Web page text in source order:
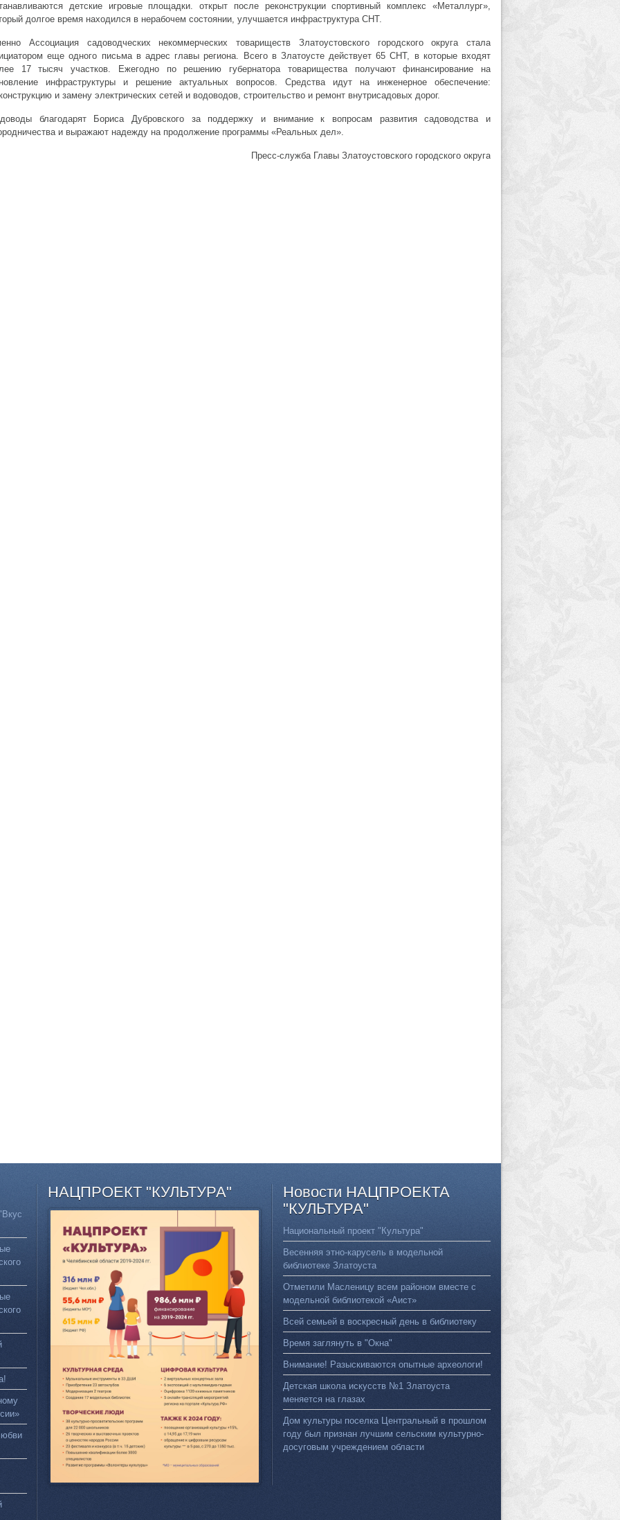
детские игровые площадки. открыт после реконструкции спортивный комплекс «Металлург»,
долгое время находился в нерабочем состоянии, улучшается инфраструктура СНТ.
Ассоциация садоводческих некоммерческих товариществ Златоустовского городского округа стала
еще одного письма в адрес главы региона. Всего в Златоусте действует 65 СНТ, в которые входят
17 тысяч участков. Ежегодно по решению губернатора товарищества получают финансирование на
инфраструктуры и решение актуальных вопросов. Средства идут на инженерное обеспечение:
и замену электрических сетей и водоводов, строительство и ремонт внутрисадовых дорог.
благодарят Бориса Дубровского за поддержку и внимание к вопросам развития садоводства и
и выражают надежду на продолжение программы «Реальных дел».
Пресс-служба Главы Златоустовского городского округа
НАЦПРОЕКТ "КУЛЬТУРА" Новости НАЦПРОЕКТА
"КУЛЬТУРА"
Национальный проект "Культура"
Весенняя этно-карусель в модельной
библиотеке Златоуста
Отметили Масленицу всем районом вместе с
модельной библиотекой «Аист»
Всей семьей в воскресный день в библиотеку
Время заглянуть в "Окна"
Внимание! Разыскиваются опытные археологи!
Детская школа искусств №1 Златоуста
меняется на глазах
Дом культуры поселка Центральный в прошлом
году был признан лучшим сельским культурно-
досуговым учреждением области